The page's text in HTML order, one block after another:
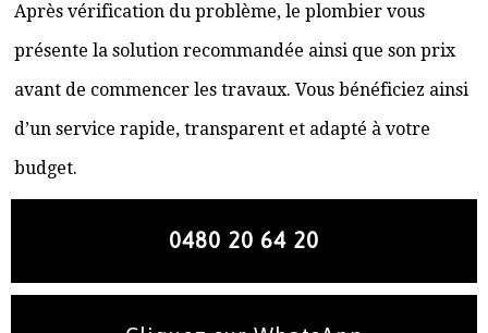
Après vérification du problème, le plombier vous
présente la solution recommandée ainsi que son prix
avant de commencer les travaux. Vous bénéficiez ainsi
d’un service rapide, transparent et adapté à votre
budget.
0480 20 64 20